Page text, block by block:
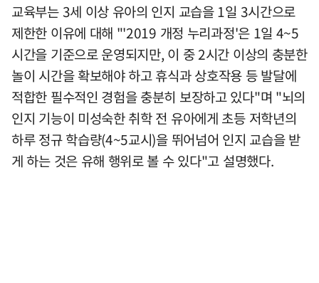
교육부는 3세 이상 유아의 인지 교습을 1일 3시간으로
제한한 이유에 대해 "'2019 개정 누리과정'은 1일 4~5
시간을 기준으로 운영되지만, 이 중 2시간 이상의 충분한
놀이 시간을 확보해야 하고 휴식과 상호작용 등 발달에
적합한 필수적인 경험을 충분히 보장하고 있다"며 "뇌의
인지 기능이 미성숙한 취학 전 유아에게 초등 저학년의
하루 정규 학습량(4~5교시)을 뛰어넘어 인지 교습을 받
게 하는 것은 유해 행위로 볼 수 있다"고 설명했다.